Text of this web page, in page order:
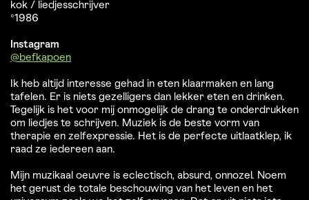
kok / liedjesschrijver
°1986
Instagram
@befkapoen
Ik heb altijd interesse gehad in eten klaarmaken en lang
tafelen. Er is niets gezelligers dan lekker eten en drinken.
Tegelijk is het voor mij onmogelijk de drang te onderdrukken
om liedjes te schrijven. Muziek is de beste vorm van
therapie en zelfexpressie. Het is de perfecte uitlaatklep, ik
raad ze iedereen aan.
Mijn muzikaal oeuvre is eclectisch, absurd, onnozel. Noem
het gerust de totale beschouwing van het leven en het